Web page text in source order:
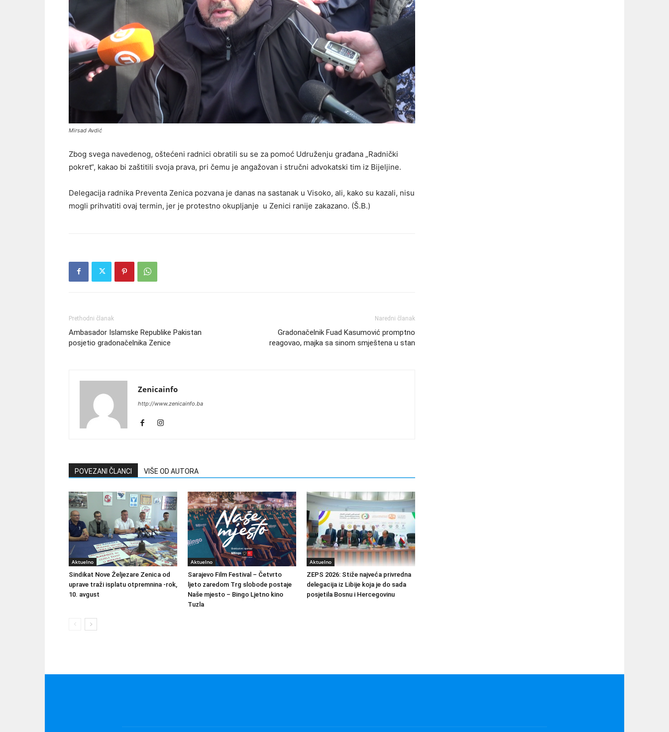
Mirsad Avdić
Zbog svega navedenog, oštećeni radnici obratili su se za pomoć Udruženju građana „Radnički
pokret“, kakao bi zaštitili svoja prava, pri čemu je angažovan i stručni advokatski tim iz Bijeljine.
Delegacija radnika Preventa Zenica pozvana je danas na sastanak u Visoko, ali, kako su kazali, nisu
mogli prihvatiti ovaj termin, jer je protestno okupljanje u Zenici ranije zakazano. (Š.B.)
Prethodni članak
Ambasador Islamske Republike Pakistan
posjetio gradonačelnika Zenice
Naredni članak
Gradonačelnik Fuad Kasumović promptno
reagovao, majka sa sinom smještena u stan
Zenicainfo
http://www.zenicainfo.ba
POVEZANI ČLANCI VIŠE OD AUTORA
Aktuelno
Sindikat Nove Željezare Zenica od
uprave traži isplatu otpremnina -rok,
10. avgust
Aktuelno
Sarajevo Film Festival – Četvrto
ljeto zaredom Trg slobode postaje
Naše mjesto – Bingo Ljetno kino
Tuzla
Aktuelno
ZEPS 2026: Stiže najveća privredna
delegacija iz Libije koja je do sada
posjetila Bosnu i Hercegovinu